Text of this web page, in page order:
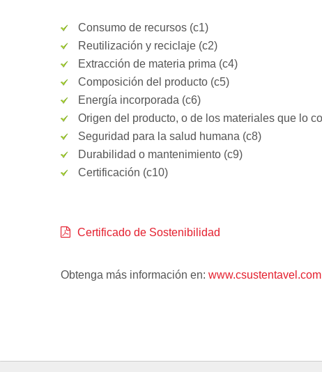
Consumo de recursos (c1)
Reutilización y reciclaje (c2)
Extracción de materia prima (c4)
Composición del producto (c5)
Energía incorporada (c6)
Origen del producto, o de los materiales que lo
Seguridad para la salud humana (c8)
Durabilidad o mantenimiento (c9)
Certificación (c10)
Certificado de Sostenibilidad
Obtenga más información en: www.csustentavel.com